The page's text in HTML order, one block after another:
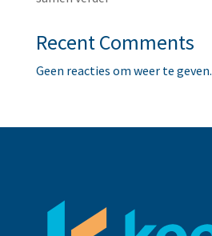
Recent Comments
Geen reacties om weer te geven.